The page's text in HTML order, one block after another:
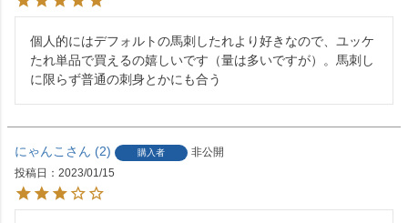
個人的にはデフォルトの馬刺したれより好きなので、ユッケ
たれ単品で買えるの嬉しいです（量は多いですが）。馬刺し
に限らず普通の刺身とかにも合う
にゃんこ 2 購入者
非公開
投稿日
2023/01/15